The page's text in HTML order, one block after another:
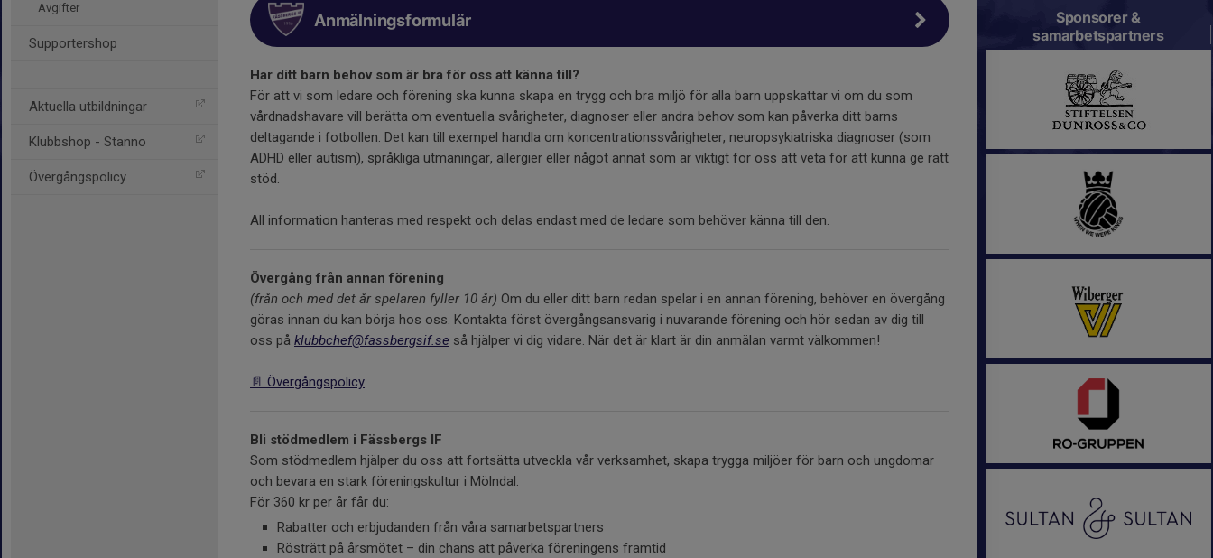
Avgifter
Supportershop
Aktuella utbildningar
Klubbshop - Stanno
Övergångspolicy
Anmälningsformulär
Har ditt barn behov som är bra för oss att känna till?
För att vi som ledare och förening ska kunna skapa en trygg och bra miljö för alla barn uppskattar vi om du som
vårdnadshavare vill berätta om eventuella svårigheter, diagnoser eller andra behov som kan påverka ditt barns
deltagande i fotbollen. Det kan till exempel handla om koncentrationssvårigheter, neuropsykiatriska diagnoser (som
ADHD eller autism), språkliga utmaningar, allergier eller något annat som är viktigt för oss att veta för att kunna ge rätt
stöd.
All information hanteras med respekt och delas endast med de ledare som behöver känna till den.
Övergång från annan förening
(från och med det år spelaren fyller 10 år) Om du eller ditt barn redan spelar i en annan förening, behöver en övergång
göras innan du kan börja hos oss. Kontakta först övergångsansvarig i nuvarande förening och hör sedan av dig till
oss på klubbchef@fassbergsif.se så hjälper vi dig vidare. När det är klart är din anmälan varmt välkommen!
📄 Övergångspolicy
Bli stödmedlem i Fässbergs IF
Som stödmedlem hjälper du oss att fortsätta utveckla vår verksamhet, skapa trygga miljöer för barn och ungdomar
och bevara en stark föreningskultur i Mölndal.
För 360 kr per år får du:
Rabatter och erbjudanden från våra samarbetspartners
Rösträtt på årsmötet – din chans att påverka föreningens framtid
Sponsorer &
samarbetspartners